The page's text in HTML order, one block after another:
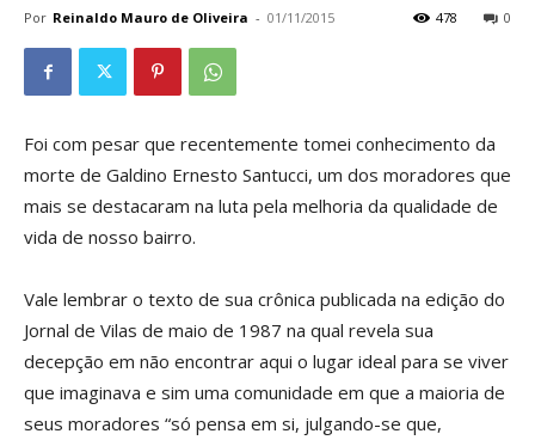
Por Reinaldo Mauro de Oliveira - 01/11/2015 0
478
Foi com pesar que recentemente tomei conhecimento da
morte de Galdino Ernesto Santucci, um dos moradores que
mais se destacaram na luta pela melhoria da qualidade de
vida de nosso bairro.
Vale lembrar o texto de sua crônica publicada na edição do
Jornal de Vilas de maio de 1987 na qual revela sua
decepção em não encontrar aqui o lugar ideal para se viver
que imaginava e sim uma comunidade em que a maioria de
seus moradores “só pensa em si, julgando-se que,